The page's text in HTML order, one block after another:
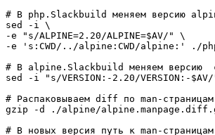
# В php.Slackbuild меняем версию
sed
-i
-e
"s/ALPINE=2.20/ALPINE=$AV/"
-e
's:CWD/../alpine:CWD/alpine:' . /
# В alpine.Slackbuild меняем версию
sed
-i "s/VERSION:-2.20/VERSION:- $AV/
# Распаковываем diff по man-страницам
gzip
-d . /alpine/
# В новых версия путь к man-